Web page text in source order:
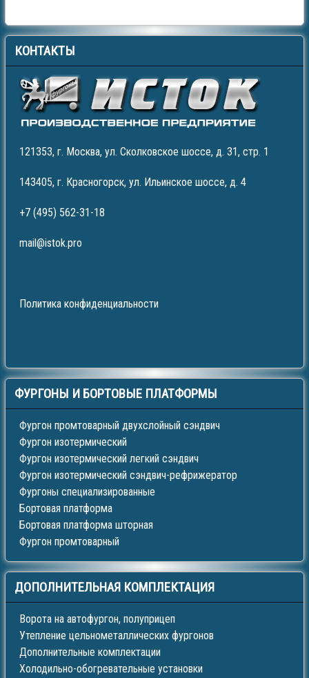
КОНТАКТЫ
121353, г. Москва, ул. Сколковское шоссе, д. 31, стр. 1
143405, г. Красногорск, ул. Ильинское шоссе, д. 4
+7 (495) 562-31-18
mail@istok.pro
Политика конфиденциальности
ФУРГОНЫ И БОРТОВЫЕ ПЛАТФОРМЫ
Фургон промтоварный двухслойный сэндвич
Фургон изотермический
Фургон изотермический легкий сэндвич
Фургон изотермический сэндвич-рефрижератор
Фургоны специализированные
Бортовая платформа
Бортовая платформа шторная
Фургон промтоварный
ДОПОЛНИТЕЛЬНАЯ КОМПЛЕКТАЦИЯ
Ворота на автофургон, полуприцеп
Утепление цельнометаллических фургонов
Дополнительные комплектации
Холодильно-обогревательные установки